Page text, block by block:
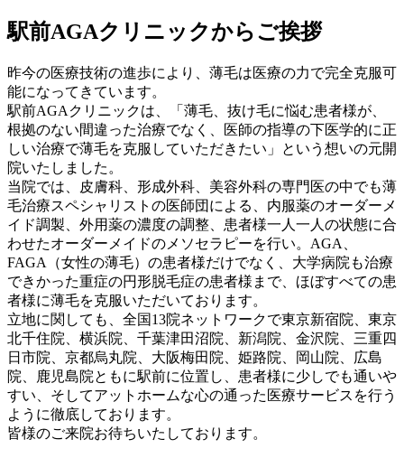
駅前AGAクリニックからご挨拶
昨今の医療技術の進歩により、薄毛は医療の力で完全克服可
能になってきています。
駅前AGAクリニックは、「薄毛、抜け毛に悩む患者様が、
根拠のない間違った治療でなく、医師の指導の下医学的に正
しい治療で薄毛を克服していただきたい」という想いの元開
院いたしました。
当院では、皮膚科、形成外科、美容外科の専門医の中でも薄
毛治療スペシャリストの医師団による、内服薬のオーダーメ
イド調製、外用薬の濃度の調整、患者様一人一人の状態に合
わせたオーダーメイドのメソセラピーを行い。AGA、
FAGA（女性の薄毛）の患者様だけでなく、大学病院も治療
できかった重症の円形脱毛症の患者様まで、ほぼすべての患
者様に薄毛を克服いただいております。
立地に関しても、全国13院ネットワークで東京新宿院、東京
北千住院、横浜院、千葉津田沼院、新潟院、金沢院、三重四
日市院、京都烏丸院、大阪梅田院、姫路院、岡山院、広島
院、鹿児島院ともに駅前に位置し、患者様に少しでも通いや
すい、そしてアットホームな心の通った医療サービスを行う
ように徹底しております。
皆様のご来院お待ちいたしております。